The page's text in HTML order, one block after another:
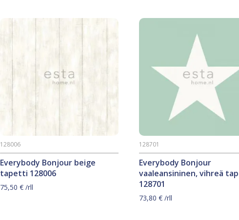
Everybody Bonjour beige
tapetti 128006
128006
75,50€ /rll
Everybody Bonjour
vaaleansininen, vihreä
128701
128701
73,80 €/rll